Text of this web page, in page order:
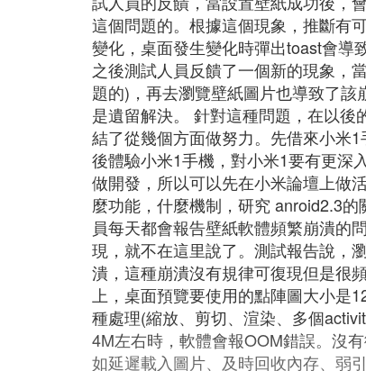
這個問題的。根據這個現象，推斷有
變化，桌面發生變化時彈出toast會導
之後測試人員反饋了一個新的現象，
題的)，再去瀏覽壁紙圖片也導致了
是遺留解決。 針對這種問題，在以
結了從幾個方面做努力。先借來小米
後體驗小米1手機，對小米1要有更深
做開發，所以可以先在小米論壇上做
麼功能，什麼機制，研究 anroid2.3
員每天都會報告壁紙軟體頻繁崩潰的
現，就不在這里說了。測試報告說，
潰，這種崩潰沒有規律可復現但是很
上，桌面預覽要使用的點陣圖大小是
種處理(縮放、剪切、渲染、多個
4M左右時，軟體會報OOM錯誤。沒
如延遲載入圖片、及時回收內存、弱